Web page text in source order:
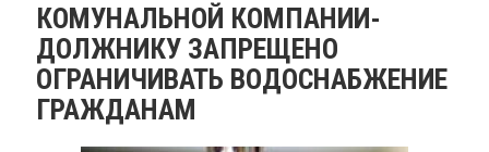
КОМУНАЛЬНОЙ КОМПАНИИ-
ДОЛЖНИКУ ЗАПРЕЩЕНО
ОГРАНИЧИВАТЬ ВОДОСНАБЖЕНИЕ
ГРАЖДАНАМ